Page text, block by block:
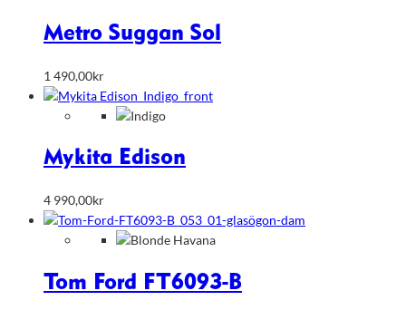
Metro Suggan Sol
1 490,00kr
Mykita Edison
4 990,00kr
Tom Ford FT6093-B